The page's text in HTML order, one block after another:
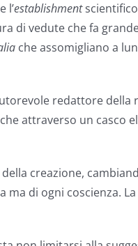
l’establishment
di vedute che fa
che assomigliano a
redattore della
attraverso un casco
creazione,
di ogni coscienza.